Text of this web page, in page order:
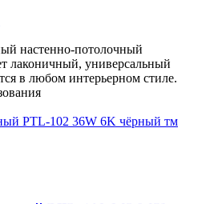
настенно-потолочный
лаконичный, универсальный
в любом интерьерном стиле.